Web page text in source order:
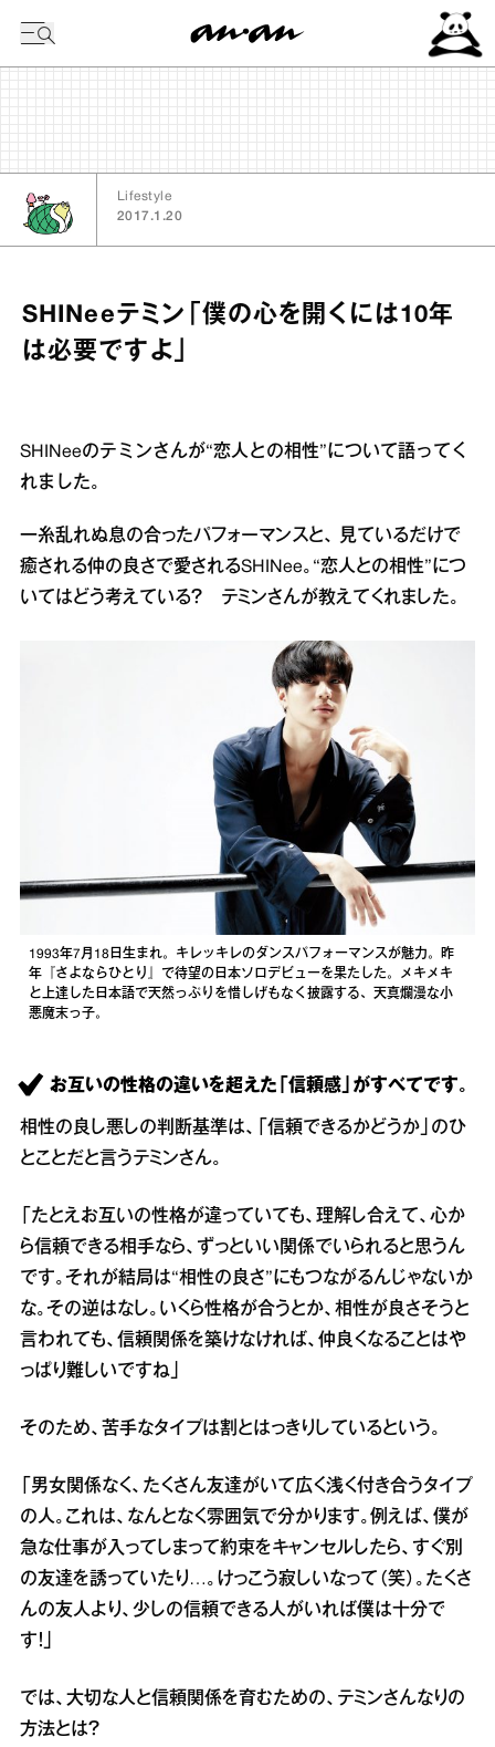
Lifestyle
2017.1.20
SHINeeテミン「僕の心を開くには10年
は必要ですよ」
SHINeeのテミンさんが“恋人との相性”について語ってく
れました。
一糸乱れぬ息の合ったパフォーマンスと、 見ているだけで
癒される仲の良さで愛されるSHINee。“恋人との相性”につ
いてはどう考えている？ テミンさんが教えてくれました。
1993年7月18日生まれ。キレッキレのダンスパフォーマンスが魅力。昨
年『さよならひとり』で待望の日本ソロデビューを果たした。メキメキ
と上達した日本語で天然っぷりを惜しげもなく披露する、天真爛漫な小
悪魔末っ子。
お互いの性格の違いを超えた「信頼感」がすべてです。
相性の良し悪しの判断基準は、「信頼できるかどうか」のひ
とことだと言うテミンさん。
「たとえお互いの性格が違っていても、理解し合えて、心か
ら信頼できる相手なら、ずっといい関係でいられると思うん
です。それが結局は“相性の良さ”にもつながるんじゃないか
な。その逆はなし。いくら性格が合うとか、相性が良さそうと
言われても、信頼関係を築けなければ、仲良くなることはや
っぱり難しいですね」
そのため、苦手なタイプは割とはっきりしているという。
「男女関係なく、たくさん友達がいて広く浅く付き合うタイプ
の人。これは、なんとなく雰囲気で分かります。例えば、僕が
急な仕事が入ってしまって約束をキャンセルしたら、すぐ別
の友達を誘っていたり…。けっこう寂しいなって（笑）。たくさ
んの友人より、少しの信頼できる人がいれば僕は十分で
す！」
では、大切な人と信頼関係を育むための、テミンさんなりの
方法とは？